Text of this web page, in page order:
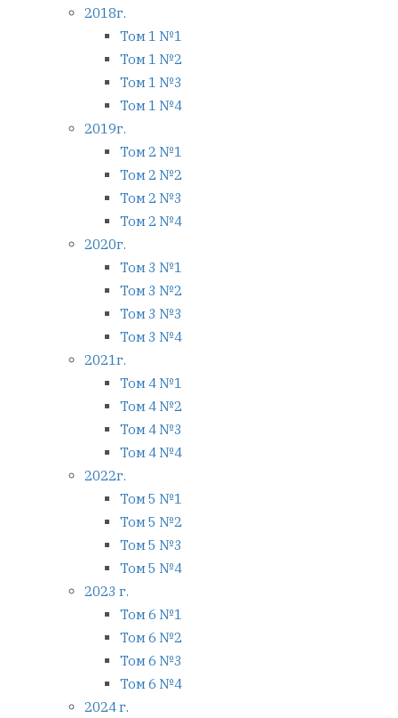
2018г.
Том 1 №1
Том 1 №2
Том 1 №3
Том 1 №4
2019г.
Том 2 №1
Том 2 №2
Том 2 №3
Том 2 №4
2020г.
Том 3 №1
Том 3 №2
Том 3 №3
Том 3 №4
2021г.
Том 4 №1
Том 4 №2
Том 4 №3
Том 4 №4
2022г.
Том 5 №1
Том 5 №2
Том 5 №3
Том 5 №4
2023 г.
Том 6 №1
Том 6 №2
Том 6 №3
Том 6 №4
2024 г.